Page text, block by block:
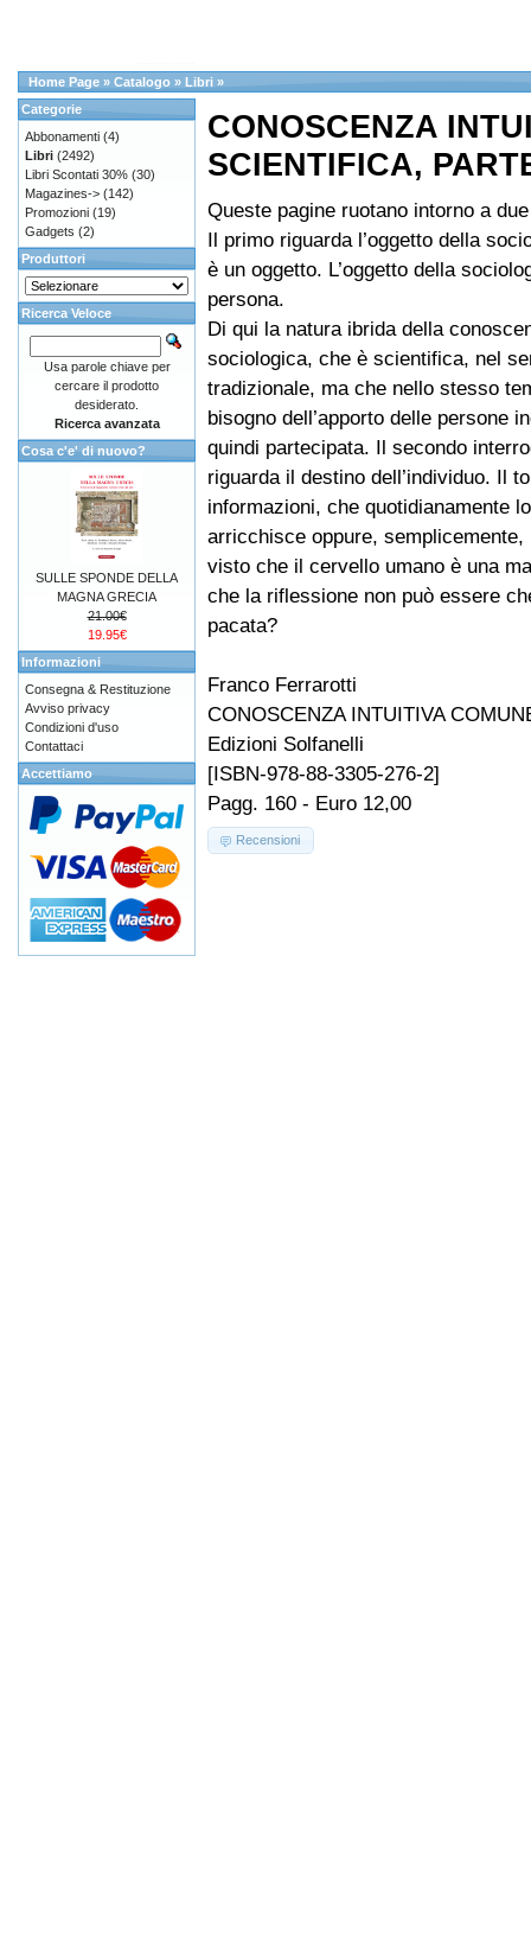
Home Page » Catalogo » Libri »
CONOSCENZA
SCIENTIFICA,
Queste pagine ruotano intorno a
Il primo riguarda l’oggetto della
è un oggetto. L’oggetto della
persona.
Di qui la natura ibrida della
sociologica, che è scientifica, nel
tradizionale, ma che nello stesso
bisogno dell’apporto delle persone
quindi partecipata. Il secondo
riguarda il destino dell’individuo. Il
informazioni, che quotidianamente
arricchisce oppure, semplicemente,
visto che il cervello umano è una
che la riflessione non può essere
pacata?
Franco Ferrarotti
CONOSCENZA INTUITIVA
Edizioni Solfanelli
[ISBN-978-88-3305-276-2]
Pagg. 160 - Euro 12,00
Recensioni
Categorie
Abbonamenti (4)
Libri (2492)
Libri Scontati 30% (30)
Magazines-> (142)
Promozioni (19)
Gadgets (2)
Produttori
Ricerca Veloce
Usa parole chiave per
cercare il prodotto
desiderato.
Ricerca avanzata
Cosa c'e' di nuovo?
SULLE SPONDE DELLA
MAGNA GRECIA
21.00€
19.95€
Informazioni
Consegna & Restituzione
Avviso privacy
Condizioni d'uso
Contattaci
Accettiamo